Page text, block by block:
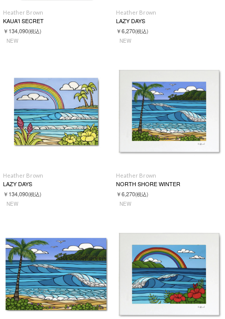
Heather Brown
KAUA'I SECRET
￥134,090(税込)
NEW
Heather Brown
LAZY DAYS
￥6,270(税込)
NEW
Heather Brown
LAZY DAYS
￥134,090(税込)
NEW
Heather Brown
NORTH SHORE WINTER
￥6,270(税込)
NEW